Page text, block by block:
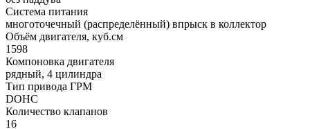
Система питания
многоточечный (распределённый) впрыск в коллектор
Объём двигателя, куб.см
1598
Компоновка двигателя
рядный, 4 цилиндра
Тип привода ГРМ
DOHC
Количество клапанов
16